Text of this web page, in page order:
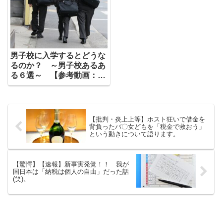
男子校に入学するとどうな
るのか？ ～男子校あるあ
る６選～ 【参考動画：テ
イコウペンギン】
【批判・炎上上等】ホスト狂いで借金を
背負ったバ〇女どもを「税金で救おう」
という動きについて語ります。
【驚愕】【速報】新事実発覚！！ 我が
国日本は「納税は個人の自由」だった話
(笑)。